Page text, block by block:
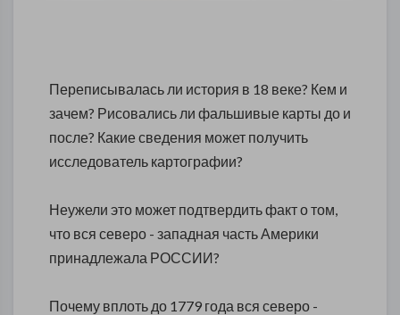
Переписывалась ли история в 18 веке? Кем и
зачем? Рисовались ли фальшивые карты до и
после? Какие сведения может получить
исследователь картографии?
Неужели это может подтвердить факт о том,
что вся северо - западная часть Америки
принадлежала РОССИИ?
Почему вплоть до 1779 года вся северо -